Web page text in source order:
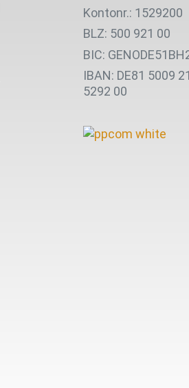
Kontonr.: 1529200
BLZ: 500 921 00
BIC:
IBAN: DE81 5009
5292 00